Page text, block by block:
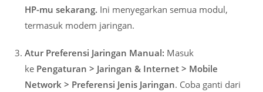
HP-mu sekarang. Ini menyegarkan semua modul,
termasuk modem jaringan.
Atur Preferensi Jaringan Manual: Masuk
ke Pengaturan > Jaringan & Internet > Mobile
Network > Preferensi Jenis Jaringan. Coba ganti dari